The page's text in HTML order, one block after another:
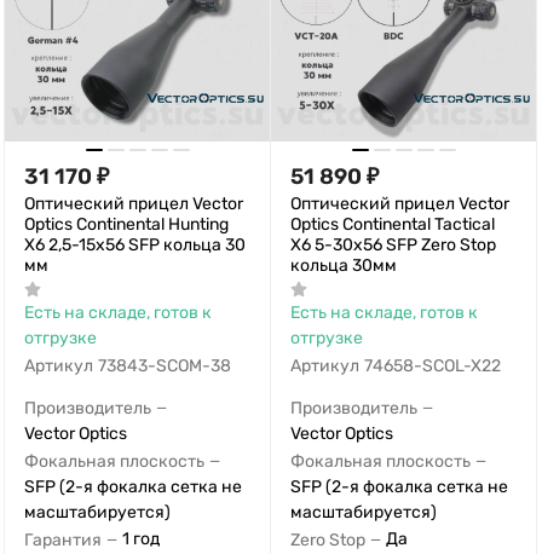
31 170 ₽
Оптический прицел Vector
Optics Continental Hunting
X6 2,5-15x56 SFP кольца 30
мм
Есть на складе, готов к
отгрузке
Артикул 73843-SCOM-38
Производитель —
Vector Optics
Фокальная плоскость —
SFP (2-я фокалка сетка не
масштабируется)
Гарантия — 1 год
51 890 ₽
Оптический прицел Vector
Optics Continental Tactical
X6 5-30x56 SFP Zero Stop
кольца 30мм
Есть на складе, готов к
отгрузке
Артикул 74658-SCOL-X22
Производитель —
Vector Optics
Фокальная плоскость —
SFP (2-я фокалка сетка не
масштабируется)
Zero Stop — Да